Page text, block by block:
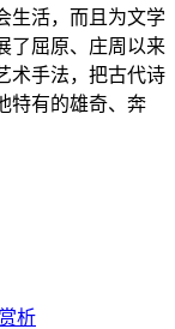
生活，而且为文学
了屈原、庄周以来
术手法，把古代诗
特有的雄奇、奔
析